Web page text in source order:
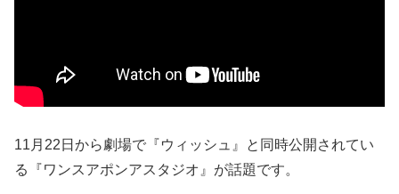
11月22日から劇場で『ウィッシュ』と同時公開されてい
る『ワンスアポンアスタジオ』が話題です。